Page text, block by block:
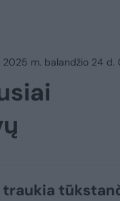
2025 m. balandžio 24 d.
traukia